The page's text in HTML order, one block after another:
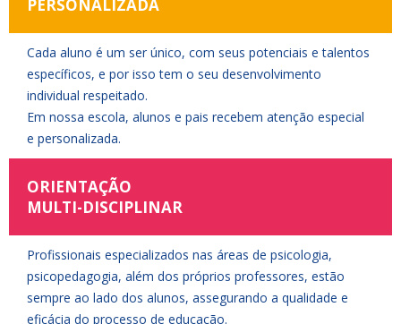
PERSONALIZADA
Cada aluno é um ser único, com seus potenciais e talentos
específicos, e por isso tem o seu desenvolvimento
individual respeitado.
Em nossa escola, alunos e pais recebem atenção especial
e personalizada.
ORIENTAÇÃO
MULTI-DISCIPLINAR
Profissionais especializados nas áreas de psicologia,
psicopedagogia, além dos próprios professores, estão
sempre ao lado dos alunos, assegurando a qualidade e
eficácia do processo de educação.